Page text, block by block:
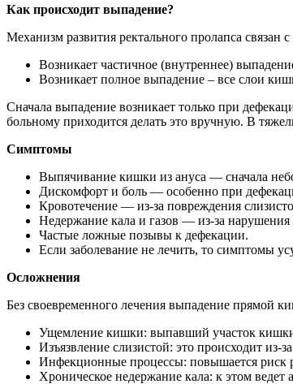
Как происходит выпадение?
Механизм развития ректального пролапса
Возникает частичное (внутреннее)
Возникает полное выпадение – все слои
Сначала выпадение возникает только при
больному приходится делать это вручную. В
Симптомы
Выпячивание кишки из ануса — сначала
Дискомфорт и боль — особенно при
Кровотечение — из-за повреждения
Недержание кала и газов — из-за нарушения
Частые ложные позывы к дефекации.
Если заболевание не лечить, то симптомы
Осложнения
Без своевременного лечения выпадение прямой
Ущемление кишки: выпавший участок кишки
Изъязвление слизистой: это происходит из-
Инфекционные процессы: повышается риск
Хроническое недержание кала: к этом ведет